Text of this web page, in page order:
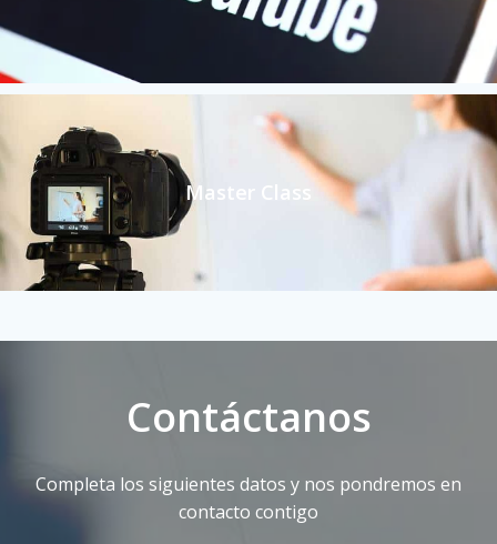
Master Class
Contáctanos
Completa los siguientes datos y nos pondremos en
contacto contigo